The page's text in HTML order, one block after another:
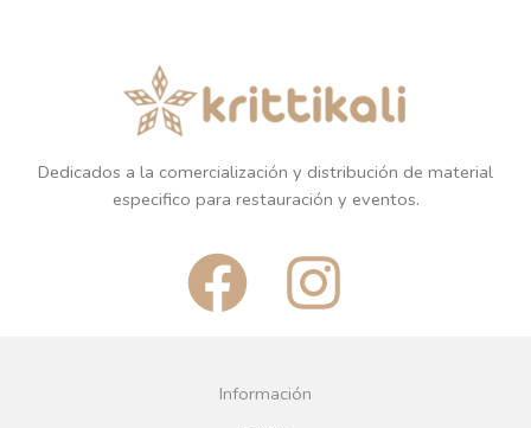
Dedicados a la comercialización y distribución de material
especifico para restauración y eventos.
F
a
c
I
n
Información